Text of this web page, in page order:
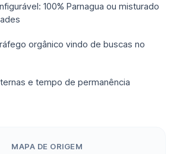
100% Parnagua ou misturado
orgânico vindo de buscas no
e tempo de permanência
MAPA DE ORIGEM